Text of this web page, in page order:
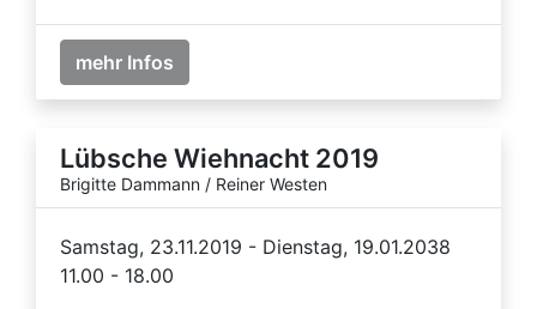
mehr Infos
Lübsche Wiehnacht 2019
Brigitte Dammann / Reiner Westen
Samstag, 23.11.2019 - Dienstag, 19.01.2038
11.00 - 18.00